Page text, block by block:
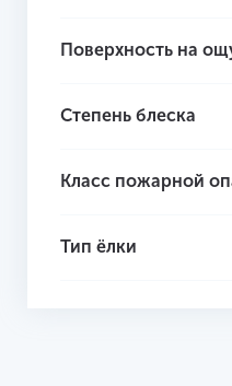
4+1
4.3
Поверхность на
Степень блеска
Класс пожарной
Тип ёлки